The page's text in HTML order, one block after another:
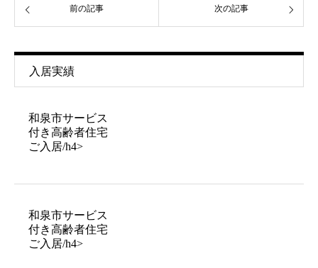
前の記事 次の記事
入居実績
和泉市サービス
付き高齢者住宅
ご入居/h4>
和泉市サービス
付き高齢者住宅
ご入居/h4>